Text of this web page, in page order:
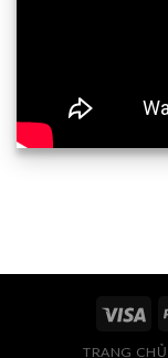
TRANG CHỦ